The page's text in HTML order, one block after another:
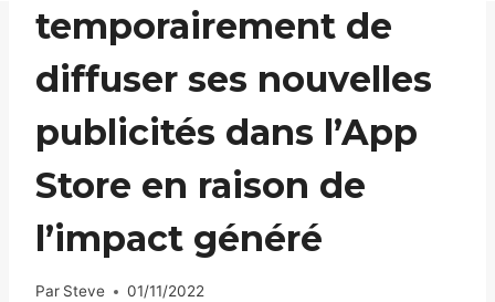
temporairement de
diffuser ses nouvelles
publicités dans l’App
Store en raison de
l’impact généré
Par Steve 01/11/2022